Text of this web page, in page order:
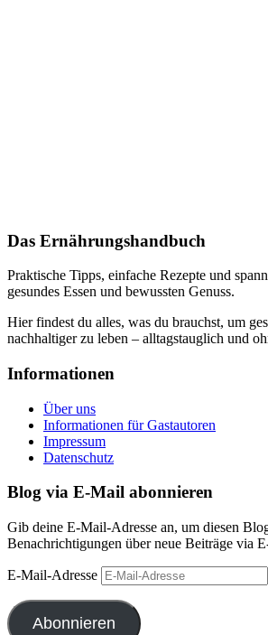
Das Ernährungshandbuch
Praktische Tipps, einfache Rezepte und
gesundes Essen und bewussten Genuss.
Hier findest du alles, was du brauchst, um
nachhaltiger zu leben – alltagstauglich und
Informationen
Über uns
Informationen für Gastautoren
Impressum
Datenschutz
Blog via E-Mail abonnieren
Gib deine E-Mail-Adresse an, um diesen
Benachrichtigungen über neue Beiträge via
E-Mail-Adresse
Abonnieren